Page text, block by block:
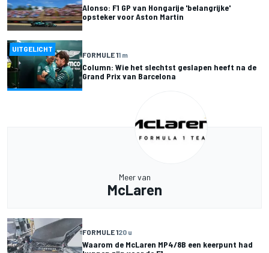
Alonso: F1 GP van Hongarije 'belangrijke'
opsteker voor Aston Martin
UITGELICHT
FORMULE 11 m
Column: Wie het slechtst geslapen heeft na de
Grand Prix van Barcelona
Meer van
McLaren
FORMULE 120 u
Waarom de McLaren MP4/8B een keerpunt had